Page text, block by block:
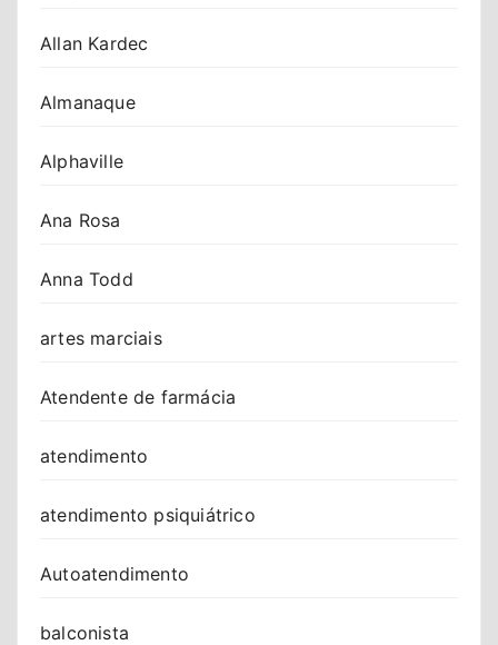
Allan Kardec
Almanaque
Alphaville
Ana Rosa
Anna Todd
artes marciais
Atendente de farmácia
atendimento
atendimento psiquiátrico
Autoatendimento
balconista